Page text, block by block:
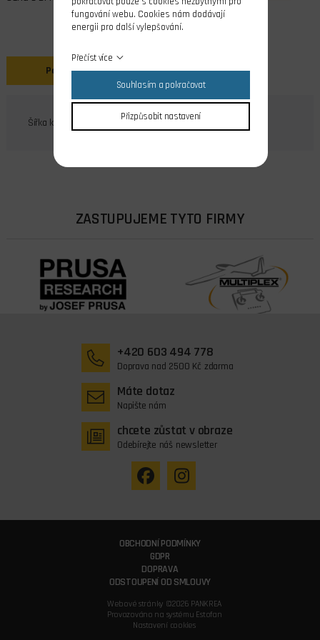
Popis
Šířka kořenu 8 mm
ZASTUPUJEME TYTO FIRMY
+420 603 494 778
Doprava nad 2500 Kč zdarma
Máte dotaz
Napište nám
chcete zůstat v obraze
Odebírejte náš newsletter
OBCHODNÍ PODMÍNKY
GDPR
DOPRAVA
ODSTOUPENÍ OD SMLOUVY
Webové stránky ©2026 PANKREA
Provozováno na systému Estofan
Nastavení cookies
fungování webu. Cookies nám dodávají
energii pro další vylepšování.
Přečíst více
Souhlasím a pokračovat
Přizpůsobit nastavení